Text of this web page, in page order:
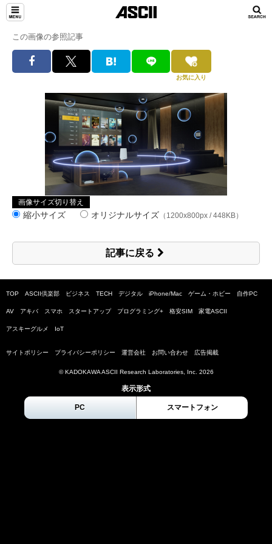
この画像の参照記事
お気に入り
画像サイズ切り替え
縮小サイズ オリジナルサイズ （1200x800px / 448KB）
記事に戻る
TOP ASCII倶楽部 ビジネス TECH デジタル iPhone/Mac ゲーム・ホビー 自作PC
AV アキバ スマホ スタートアップ プログラミング+ 格安SIM 家電ASCII
アスキーグルメ IoT
サイトポリシー プライバシーポリシー 運営会社 お問い合わせ 広告掲載
© KADOKAWA ASCII Research Laboratories, Inc. 2026
表示形式
PC スマートフォン